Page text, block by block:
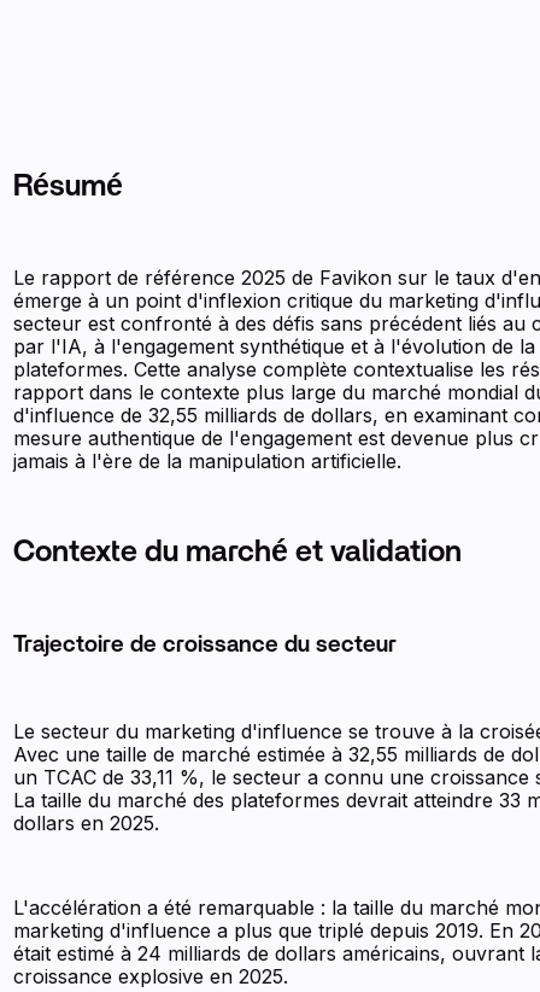
Résumé
Le rapport de référence 2025 de Favikon sur le taux
émerge à un point d'inflexion critique du marketing
secteur est confronté à des défis sans précédent liés au
par l'IA, à l'engagement synthétique et à l'évolution de la
plateformes. Cette analyse complète contextualise les
rapport dans le contexte plus large du marché mondial
d'influence de 32,55 milliards de dollars, en examinant
mesure authentique de l'engagement est devenue plus
jamais à l'ère de la manipulation artificielle.
Contexte du marché et validation
Trajectoire de croissance du secteur
Le secteur du marketing d'influence se trouve à la
Avec une taille de marché estimée à 32,55 milliards de
un TCAC de 33,11 %, le secteur a connu une croissance
La taille du marché des plateformes devrait atteindre 33
dollars en 2025.
L'accélération a été remarquable : la taille du marché
marketing d'influence a plus que triplé depuis 2019. En
était estimé à 24 milliards de dollars américains, ouvrant
croissance explosive en 2025.